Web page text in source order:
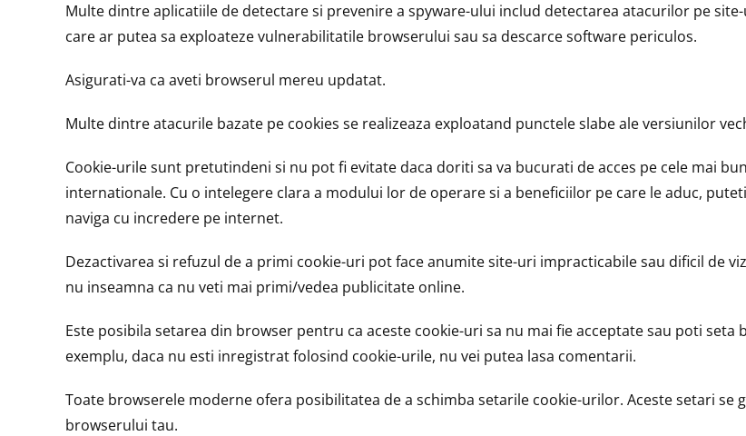
Multe dintre aplicatiile de detectare si prevenire a spyware-ului includ detectarea atacurilor pe
care ar putea sa exploateze vulnerabilitatile browserului sau sa descarce software periculos.
Asigurati-va ca aveti browserul mereu updatat.
Multe dintre atacurile bazate pe cookies se realizeaza exploatand punctele slabe ale versiunilor
Cookie-urile sunt pretutindeni si nu pot fi evitate daca doriti sa va bucurati de acces pe cele mai
internationale. Cu o intelegere clara a modului lor de operare si a beneficiilor pe care le aduc,
naviga cu incredere pe internet.
Dezactivarea si refuzul de a primi cookie-uri pot face anumite site-uri impracticabile sau dificil de
nu inseamna ca nu veti mai primi/vedea publicitate online.
Este posibila setarea din browser pentru ca aceste cookie-uri sa nu mai fie acceptate sau poti
exemplu, daca nu esti inregistrat folosind cookie-urile, nu vei putea lasa comentarii.
Toate browserele moderne ofera posibilitatea de a schimba setarile cookie-urilor. Aceste setari se
browserului tau.